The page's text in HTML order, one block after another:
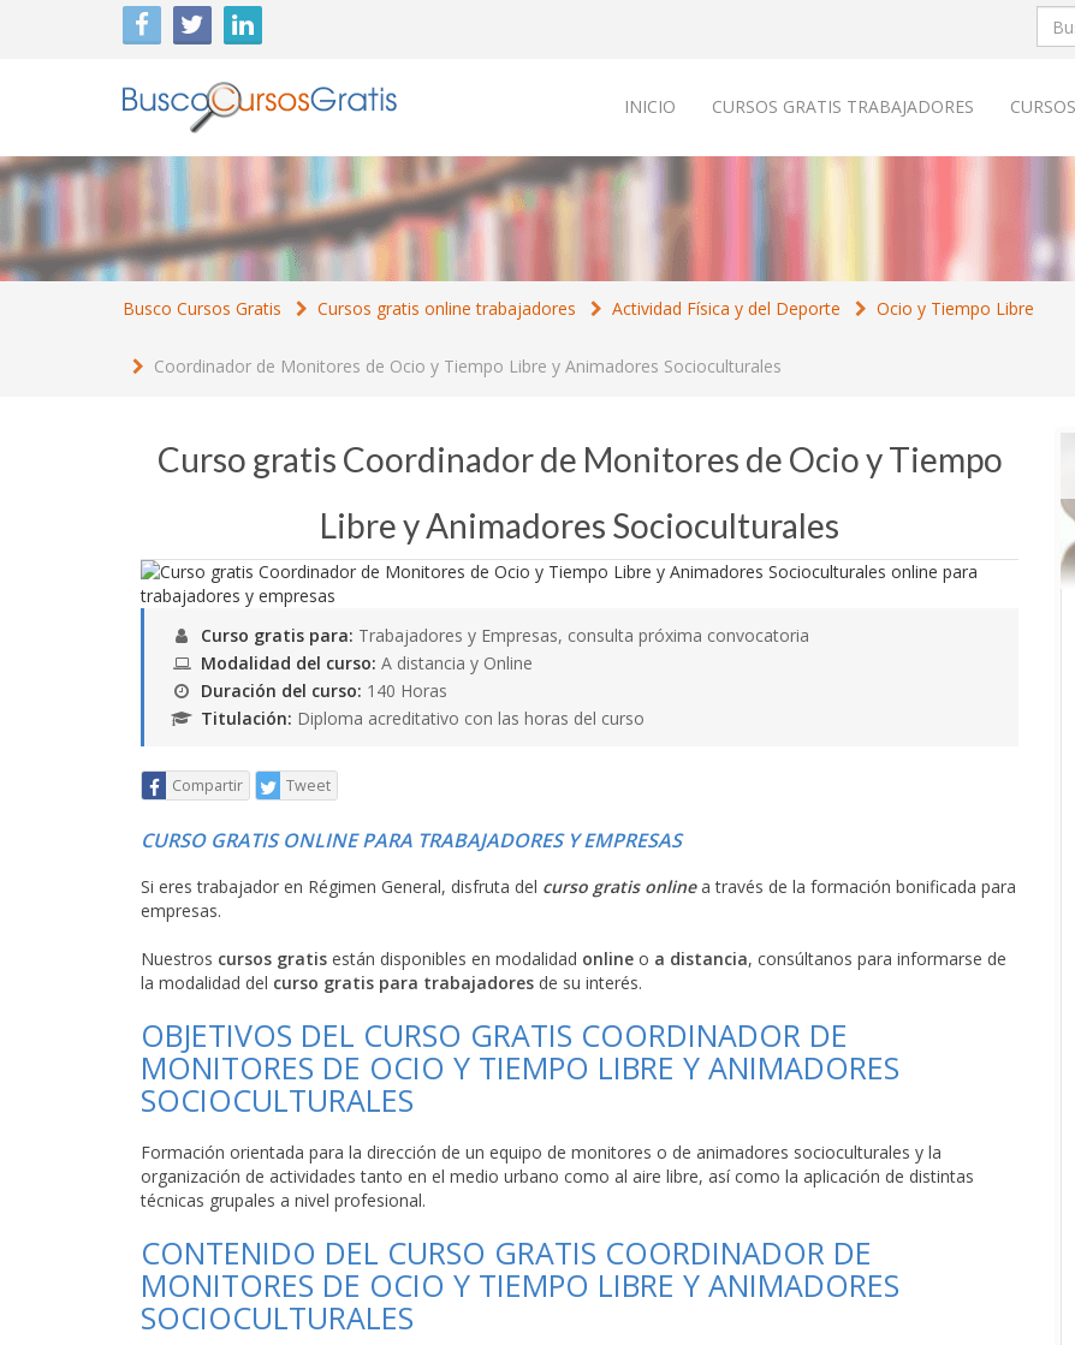
INICIO CURSOS GRATIS TRABAJADORES
Busco Cursos Gratis Cursos gratis online trabajadores Actividad Física y del Deporte Ocio y Tiempo Libre
Coordinador de Monitores de Ocio y Tiempo Libre y Animadores Socioculturales
Curso gratis Coordinador de Monitores de Ocio y Tiempo
Libre y Animadores Socioculturales
Curso gratis para: Trabajadores y Empresas, consulta próxima convocatoria
Modalidad del curso: A distancia y Online
Duración del curso: 140 Horas
Titulación: Diploma acreditativo con las horas del curso
Compartir Tweet
CURSO GRATIS ONLINE PARA TRABAJADORES Y EMPRESAS
Si eres trabajador en Régimen General, disfruta del curso gratis onlinea través de la formación bonificada para
empresas.
Nuestros cursos gratis están disponibles en modalidad online o a distancia, consúltanos para informarse de
la modalidad del curso gratis para trabajadores de su interés.
OBJETIVOS DEL CURSO GRATIS COORDINADOR DE
MONITORES DE OCIO Y TIEMPO LIBRE Y ANIMADORES
SOCIOCULTURALES
Formación orientada para la dirección de un equipo de monitores o de animadores socioculturales y la
organización de actividades tanto en el medio urbano como al aire libre, así como la aplicación de distintas
técnicas grupales a nivel profesional.
CONTENIDO DEL CURSO GRATIS COORDINADOR DE
MONITORES DE OCIO Y TIEMPO LIBRE Y ANIMADORES
SOCIOCULTURALES